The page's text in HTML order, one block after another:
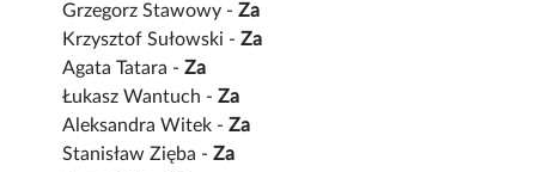
Grzegorz Stawowy -Za
Krzysztof Sułowski -Za
Agata Tatara -Za
Łukasz Wantuch -Za
Aleksandra Witek -Za
Stanisław Zięba -Za